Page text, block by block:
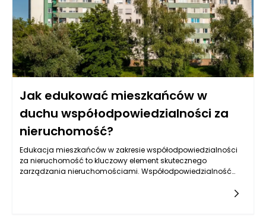
Jak edukować mieszkańców w
duchu współodpowiedzialności za
nieruchomość?
Edukacja mieszkańców w zakresie współodpowiedzialności
za nieruchomość to kluczowy element skutecznego
zarządzania nieruchomościami. Współodpowiedzialność